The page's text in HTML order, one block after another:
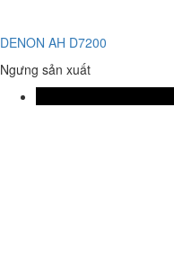
DENON AH D7200
Ngưng sản xuất